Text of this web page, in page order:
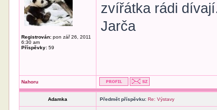
Registrován: pon zář 26, 2011
6:30 am
Příspěvky: 59
zvířátka rádi
Jarča
Nahoru
Adamka Předmět příspěvku: Re: Výstavy